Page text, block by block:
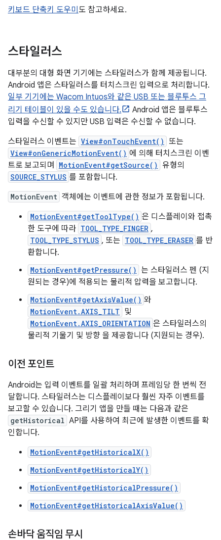
키보드 단축키 도우미 도 참고하세요.
스타일러스
대부분의 대형 화면 기기에는 스타일러스가 함께 제공됩니다.
Android 앱은 스타일러스를 터치스크린 입력으로 처리합니다.
일부 기기에는 Wacom Intuos와 같은 USB 또는 블루투스 그
리기 테이블이 있을 수도 있습니다.
Android 앱은 블루투스
입력을 수신할 수 있지만 USB 입력은 수신할 수 없습니다.
스타일러스 이벤트는 View#onTouchEvent() 또는
View#onGenericMotionEvent() 에 의해 터치스크린 이벤
트로 보고되며
MotionEvent#getSource() 유형의
SOURCE_STYLUS 를 포함합니다.
MotionEvent 객체에는 이벤트에 관한 정보가 포함됩니다.
MotionEvent#getToolType() 은 디스플레이와 접촉
한 도구에 따라 TOOL_TYPE_FINGER ,
TOOL_TYPE_STYLUS , 또는 TOOL_TYPE_ERASER 를 반
환합니다.
MotionEvent#getPressure() 는 스타일러스 펜 (지
원되는 경우)에 적용되는 물리적 압력을 보고합니다.
MotionEvent#getAxisValue() 와
MotionEvent.AXIS_TILT 및
MotionEvent.AXIS_ORIENTATION 은 스타일러스의
물리적 기울기 및 방향 을 제공합니다 (지원되는 경우).
이전 포인트
Android는 입력 이벤트를 일괄 처리하며 프레임당 한 번씩 전
달합니다. 스타일러스는 디스플레이보다 훨씬 자주 이벤트를
보고할 수 있습니다. 그리기 앱을 만들 때는 다음과 같은
getHistorical API를 사용하여 최근에 발생한 이벤트를 확
인합니다.
MotionEvent#getHistoricalX()
MotionEvent#getHistoricalY()
MotionEvent#getHistoricalPressure()
MotionEvent#getHistoricalAxisValue()
손바닥 움직임 무시